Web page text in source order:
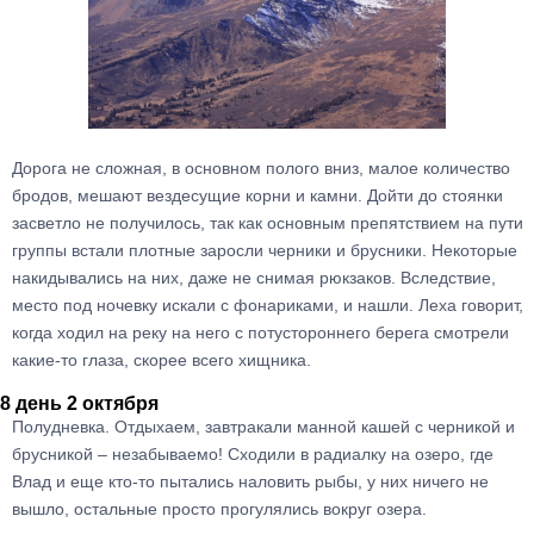
Дорога не сложная, в основном полого вниз, малое количество
бродов, мешают вездесущие корни и камни. Дойти до стоянки
засветло не получилось, так как основным препятствием на пути
группы встали плотные заросли черники и брусники. Некоторые
накидывались на них, даже не снимая рюкзаков. Вследствие,
место под ночевку искали с фонариками, и нашли. Леха говорит,
когда ходил на реку на него с потустороннего берега смотрели
какие-то глаза, скорее всего хищника.
8 день 2 октября
Полудневка. Отдыхаем, завтракали манной кашей с черникой и
брусникой – незабываемо! Сходили в радиалку на озеро, где
Влад и еще кто-то пытались наловить рыбы, у них ничего не
вышло, остальные просто прогулялись вокруг озера.